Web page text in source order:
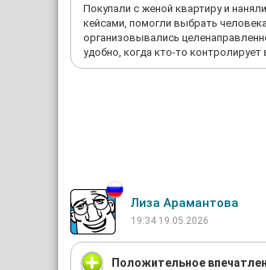
Покупали с женой квартиру и
кейсами, помогли выбрать
организовывались
удобно, когда кто‑то контролирует
Лиза Арамантова
19:34 19.05.2026
Положительное